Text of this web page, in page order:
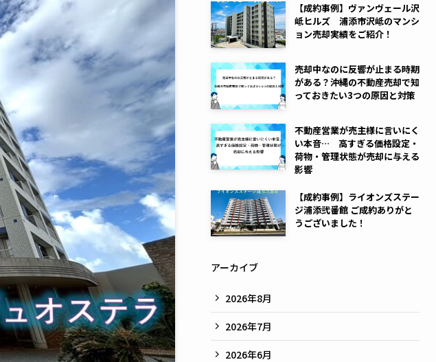
【成約事例】ヴァンヴェール沢
岻ヒルズ 浦添市沢岻のマンシ
ョン売却実績をご紹介！
売却中なのに反響が止まる時期
がある？沖縄の不動産売却で知
っておきたい3つの原因と対策
不動産営業が売主様に言いにく
い本音… 高すぎる価格設定・
荷物・管理状態が売却に与える
影響
【成約事例】ライオンズステー
ジ浦添弐番館 ご成約ありがと
うございました！
アーカイブ
2026年8月
2026年7月
2026年6月